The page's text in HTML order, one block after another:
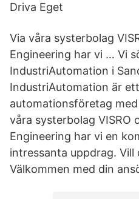
Driva Eget
Via våra systerbolag
Engineering har vi … Vi
IndustriAutomation i
IndustriAutomation är
automationsföretag
våra systerbolag VISRO
Engineering har vi en
intressanta uppdrag. Vill
Välkommen med din